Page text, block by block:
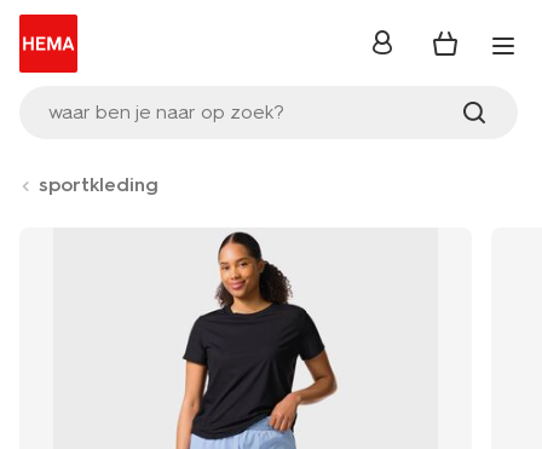
waar ben je naar op zoek?
inloggen
sportkleding